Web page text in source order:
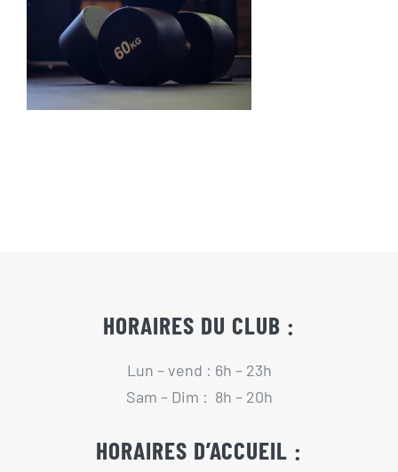
Actualités
Contact
HORAIRES DU CLUB :
Lun – vend : 6h – 23h
Sam – Dim : 8h – 20h
HORAIRES D’ACCUEIL :